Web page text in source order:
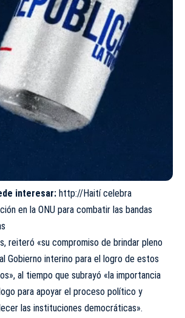
interesar: http://Haití celebra
en la ONU para combatir las bandas
reiteró «su compromiso de brindar pleno
Gobierno interino para el logro de estos
al tiempo que subrayó «la importancia
para apoyar el proceso político y
las instituciones democráticas».